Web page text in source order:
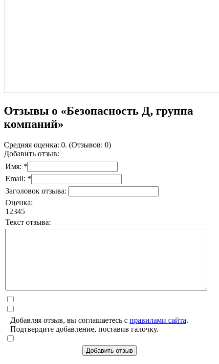
Отзывы о «Безопасность Д, группа
компаний»
Средняя оценка: 0. (Отзывов: 0)
Добавить отзыв:
Имя: *
Email: *
Заголовок отзыва:
Оценка:
1 2345
Текст отзыва:
Добавляя отзыв, вы соглашаетесь с правилами сайта.
Подтвердите добавление, поставив галочку.
Добавить отзыв